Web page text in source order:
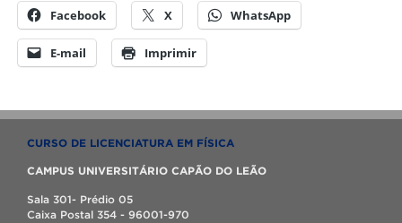
Facebook X WhatsApp
E-mail Imprimir
CURSO DE LICENCIATURA EM FÍSICA
CAMPUS UNIVERSITÁRIO CAPÃO DO LEÃO
Sala 301- Prédio 05
Caixa Postal 354 - 96001-970